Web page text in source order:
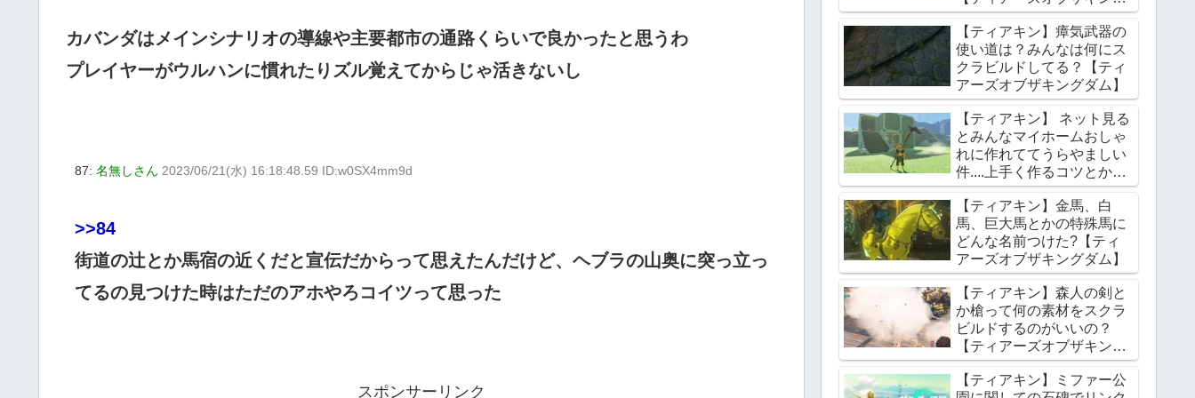
カバンダはメインシナリオの導線や主要都市の通路くらいで良かったと思うわ
プレイヤーがウルハンに慣れたりズル覚えてからじゃ活きないし
87: 名無しさん 2023/06/21(水) 16:18:48.59 ID:w0SX4mm9d
>>84
街道の辻とか馬宿の近くだと宣伝だからって思えたんだけど、ヘブラの山奥に突っ立っ
てるの見つけた時はただのアホやろコイツって思った
スポンサーリンク
ダム】
【ティアキン】瘴気武器の
使い道は？みんなは何にス
クラビルドしてる？【ティ
アーズオブザキングダム】
【ティアキン】 ネット見る
とみんなマイホームおしゃ
れに作れててうらやましい
件....上手く作るコツとかあ
る？【ティアーズオブザキ
ングダム】
【ティアキン】金馬、白
馬、巨大馬とかの特殊馬に
どんな名前つけた?【ティ
アーズオブザキングダム】
【ティアキン】森人の剣と
か槍って何の素材をスクラ
ビルドするのがいいの？
【ティアーズオブザキング
ダム】
【ティアキン】ミファー公